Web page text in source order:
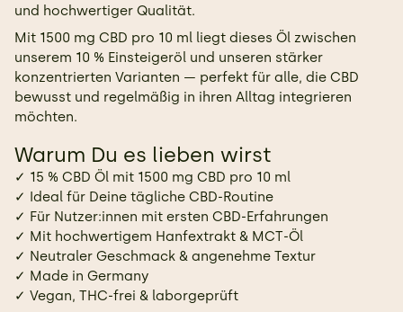
und hochwertiger Qualität.
Mit 1500 mg CBD pro 10 ml liegt dieses Öl zwischen
unserem 10 % Einsteigeröl und unseren stärker
konzentrierten Varianten — perfekt für alle, die CBD
bewusst und regelmäßig in ihren Alltag integrieren
möchten.
Warum Du es lieben wirst
✓ 15 % CBD Öl mit 1500 mg CBD pro 10 ml
✓ Ideal für Deine tägliche CBD-Routine
✓ Für Nutzer:innen mit ersten CBD-Erfahrungen
✓ Mit hochwertigem Hanfextrakt & MCT-Öl
✓ Neutraler Geschmack & angenehme Textur
✓ Made in Germany
✓ Vegan, THC-frei & laborgeprüft